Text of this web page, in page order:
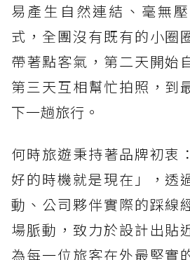
易產生自然連結、毫無
式，全團沒有既有的小圈
帶著點客氣，第二天開始
第三天互相幫忙拍照，到
下一趟旅行。
何時旅遊秉持著品牌初衷
好的時機就是現在」，透
動、公司夥伴實際的踩線
場脈動，致力於設計出貼
為每一位旅客在外最堅實